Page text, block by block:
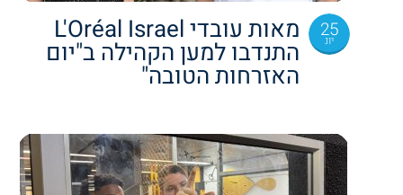
25
יונ מאות עובדי L'Oréal Israel
התנדבו למען הקהילה ב"יום
האזרחות הטובה"